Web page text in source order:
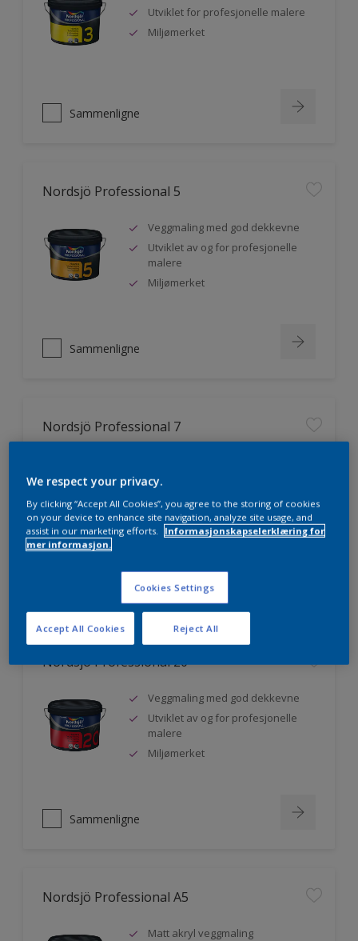
Utviklet for profesjonelle malere
Miljømerket
Sammenligne
Nordsjö Professional 5
Veggmaling med god dekkevne
Utviklet av og for profesjonelle
malere
Miljømerket
Sammenligne
Nordsjö Professional 7
Lett å påføre og fordele
Jevnere og finere finish, også i
mørke farger
Sammenligne
Nordsjö Professional 20
Veggmaling med god dekkevne
Utviklet av og for profesjonelle
malere
Miljømerket
Sammenligne
Nordsjö Professional A5
Matt akryl veggmaling
We respect your privacy.
By clicking “Accept All Cookies”, you agree to the storing of cookies
on your device to enhance site navigation, analyze site usage, and
assist in our marketing efforts.
Informasjonskapselerklæring for
mer informasjon.
Cookies Settings
Reject All
Accept All Cookies